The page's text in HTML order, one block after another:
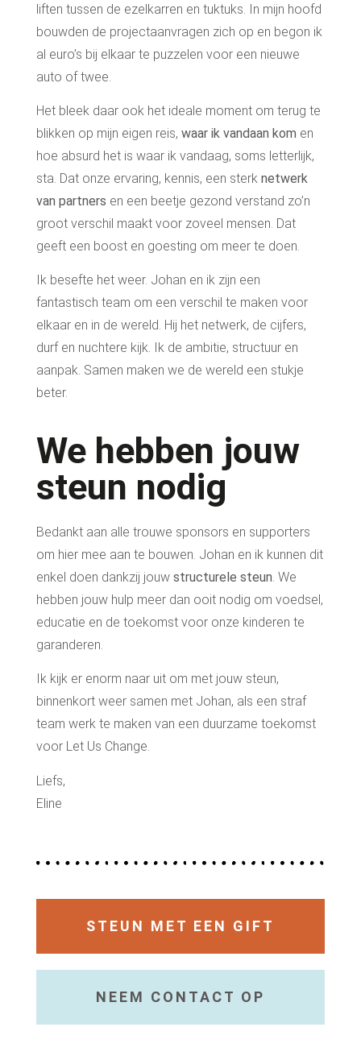
liften tussen de ezelkarren en tuktuks. In mijn hoofd
bouwden de projectaanvragen zich op en begon ik
al euro’s bij elkaar te puzzelen voor een nieuwe
auto of twee.
Het bleek daar ook het ideale moment om terug te
blikken op mijn eigen reis, waar ik vandaan kom en
hoe absurd het is waar ik vandaag, soms letterlijk,
sta. Dat onze ervaring, kennis, een sterk netwerk
van partners en een beetje gezond verstand zo’n
groot verschil maakt voor zoveel mensen. Dat
geeft een boost en goesting om meer te doen.
Ik besefte het weer. Johan en ik zijn een
fantastisch team om een verschil te maken voor
elkaar en in de wereld. Hij het netwerk, de cijfers,
durf en nuchtere kijk. Ik de ambitie, structuur en
aanpak. Samen maken we de wereld een stukje
beter.
We hebben jouw
steun nodig
Bedankt aan alle trouwe sponsors en supporters
om hier mee aan te bouwen. Johan en ik kunnen dit
enkel doen dankzij jouw structurele steun. We
hebben jouw hulp meer dan ooit nodig om voedsel,
educatie en de toekomst voor onze kinderen te
garanderen.
Ik kijk er enorm naar uit om met jouw steun,
binnenkort weer samen met Johan, als een straf
team werk te maken van een duurzame toekomst
voor Let Us Change.
Liefs,
Eline
STEUN MET EEN GIFT
NEEM CONTACT OP